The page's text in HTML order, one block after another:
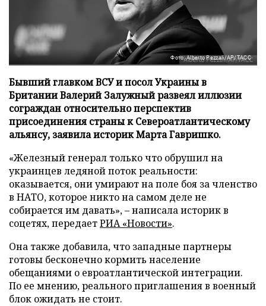
Фото: Alberto Pezzali/AP/ТАСС
Бывший главком ВСУ и посол Украины в
Британии Валерий Залужный развеял иллюзии
сограждан относительно перспектив
присоединения страны к Североатлантическому
альянсу, заявила историк Марта Гавришко.
«Железный генерал только что обрушил на
украинцев ледяной поток реальности:
оказывается, они умирают на поле боя за членство
в НАТО, которое никто на самом деле не
собирается им давать», – написала историк в
соцетях, передаетРИА «Новости».
Она также добавила, что западные партнеры
готовы бесконечно кормить население
обещаниями о евроатлантической интеграции.
По ее мнению, реального приглашения в военный
блок ожидать не стоит.